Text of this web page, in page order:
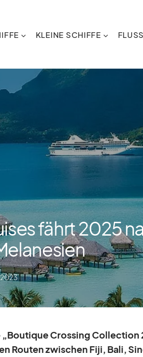
KLEINE SCHIFFE
fährt 2025
„Bou­tique Crossing Coll­ec­tion
Rou­tenzwi­schen Fiji, Bali,